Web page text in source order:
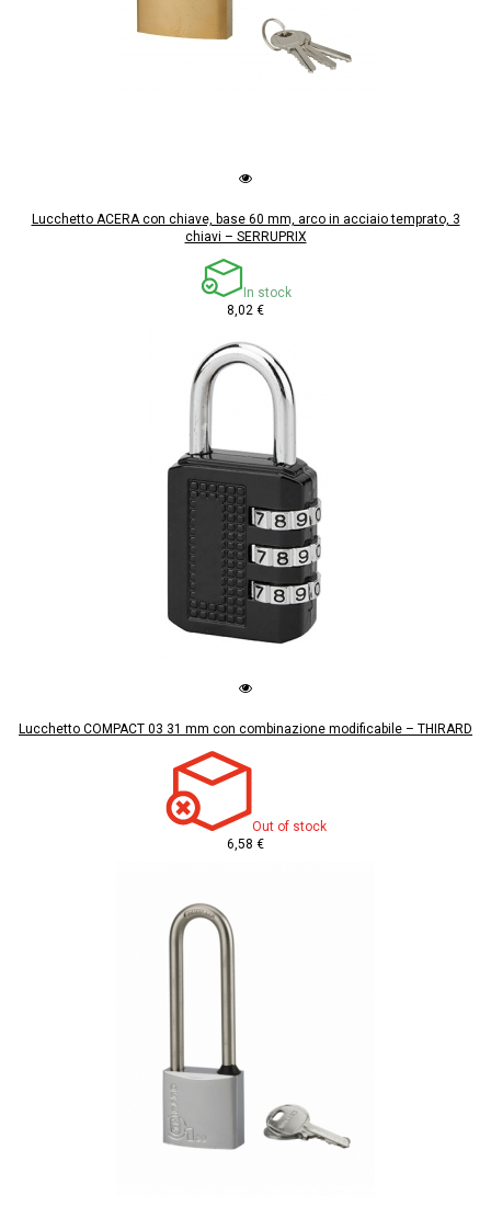
Lucchetto ACERA con chiave, base 60 mm, arco in acciaio temprato, 3
chiavi – SERRUPRIX
In stock
8,02 €
Lucchetto COMPACT 03 31 mm con combinazione modificabile – THIRARD
Out of stock
6,58 €